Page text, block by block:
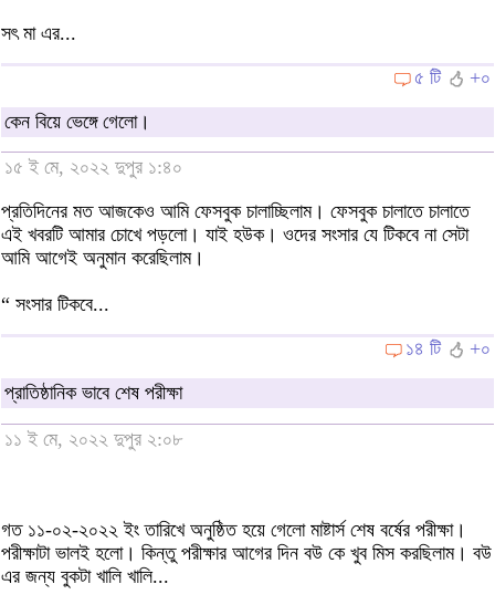
সৎ মা এর...
৫ টি
+০
কেন বিয়ে ভেঙ্গে গেলো।
১৫ ই মে, ২০২২ দুপুর ১:৪০
প্রতিদিনের মত আজকেও আমি ফেসবুক চালাচ্ছিলাম। ফেসবুক চালাতে চালাতে
এই খবরটি আমার চোখে পড়লো। যাই হউক। ওদের সংসার যে টিকবে না সেটা
আমি আগেই অনুমান করেছিলাম।
“ সংসার টিকবে...
১৪ টি
+০
প্রাতিষ্ঠানিক ভাবে শেষ পরীক্ষা
১১ ই মে, ২০২২ দুপুর ২:০৮
গত ১১-০২-২০২২ ইং তারিখে অনুষ্ঠিত হয়ে গেলো মাষ্টার্স শেষ বর্ষের পরীক্ষা।
পরীক্ষাটা ভালই হলো। কিন্তু পরীক্ষার আগের দিন বউ কে খুব মিস করছিলাম। বউ
এর জন্য বুকটা খালি খালি...